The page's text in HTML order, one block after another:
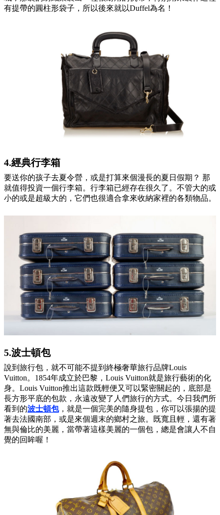
有提帶的圓柱形袋子，所以後來就以Duffel為名！
4.經典行李箱
要送你的孩子去夏令營，或是打算來個漫長的夏日假期？ 那
就值得投資一個行李箱。行李箱已經存在很久了。不管大的或
小的或是超級大的，它們也很適合拿來收納家裡的各類物品。
5.波士頓包
說到旅行包，就不可能不提到終極奢華旅行品牌Louis
Vuitton。1854年成立於巴黎，Louis Vuitton就是旅行藝術的化
身。Louis Vuitton推出這款既輕便又可以緊密關起的，底部是
長方形平底的包款，永遠改變了人們旅行的方式。今日我們所
看到的波士頓包， 就是一個完美的隨身提包，你可以張揚的提
著去法國南部，或是來個週末的鄉村之旅。既寬且輕，還有著
無與倫比的美麗，當帶著這樣美麗的一個包，總是會讓人不自
覺的回眸喔！